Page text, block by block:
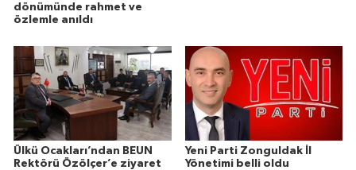
dönümünde rahmet ve
özlemle anıldı
Ülkü Ocakları’ndan BEUN
Rektörü Özölçer’e ziyaret
Yeni Parti Zonguldak İl
Yönetimi belli oldu